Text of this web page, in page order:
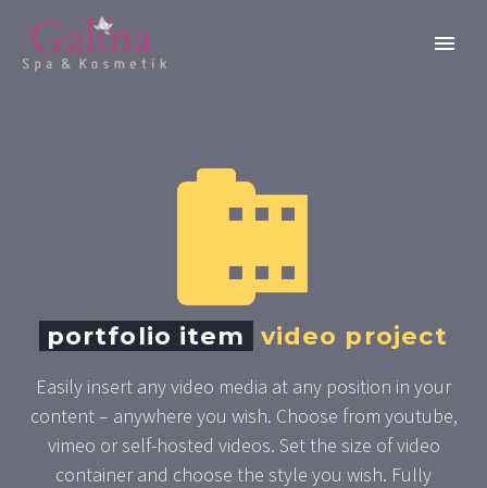


portfolio item video project
Easily insert any video media at any position in your
content – anywhere you wish. Choose from youtube,
vimeo or self-hosted videos. Set the size of video
container and choose the style you wish. Fully